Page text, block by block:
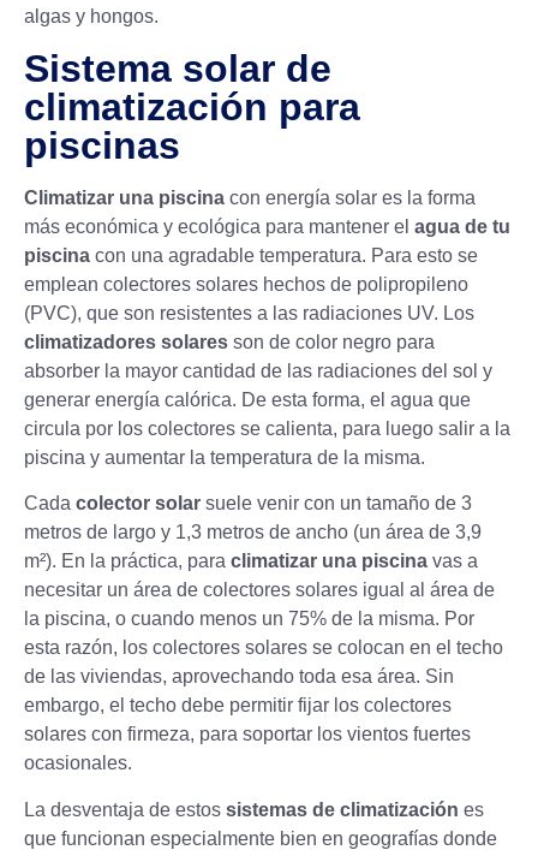
algas y hongos.
Sistema solar de
climatización para
piscinas
Climatizar una piscina con energía solar es la forma
más económica y ecológica para mantener el agua de tu
piscina con una agradable temperatura. Para esto se
emplean colectores solares hechos de polipropileno
(PVC), que son resistentes a las radiaciones UV. Los
climatizadores solares son de color negro para
absorber la mayor cantidad de las radiaciones del sol y
generar energía calórica. De esta forma, el agua que
circula por los colectores se calienta, para luego salir a la
piscina y aumentar la temperatura de la misma.
Cada colector solar suele venir con un tamaño de 3
metros de largo y 1,3 metros de ancho (un área de 3,9
m²). En la práctica, para climatizar una piscina vas a
necesitar un área de colectores solares igual al área de
la piscina, o cuando menos un 75% de la misma. Por
esta razón, los colectores solares se colocan en el techo
de las viviendas, aprovechando toda esa área. Sin
embargo, el techo debe permitir fijar los colectores
solares con firmeza, para soportar los vientos fuertes
ocasionales.
La desventaja de estos sistemas de climatización es
que funcionan especialmente bien en geografías donde